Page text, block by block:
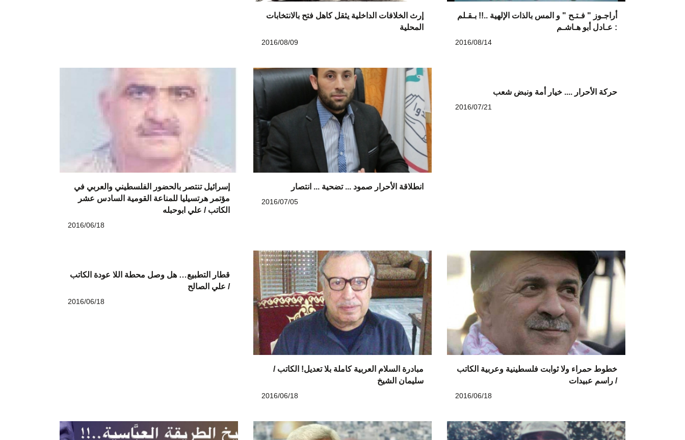
أراجـوز " فـتـح " و المس بالذات الإلهية ..!! بـقـلم
: عـادل أبو هـاشـم
إرث الخلافات الداخلية يثقل كاهل فتح بالانتخابات
المحلية
حركة الأحرار .... خيار أمة ونبض شعب
انطلاقة الأحرار صمود ... تضحية ... انتصار
إسرائيل تنتصر بالحضور الفلسطيني والعربي في
مؤتمر هرتسيليا للمناعة القومية السادس عشر
الكاتب / علي ابوحبله
خطوط حمراء ولا ثوابت فلسطينية وعربية الكاتب
/ راسم عبيدات
مبادرة السلام العربية كاملة بلا تعديل! الكاتب /
سليمان الشيخ
قطار التطبيع… هل وصل محطة اللا عودة الكاتب
/ علي الصالح